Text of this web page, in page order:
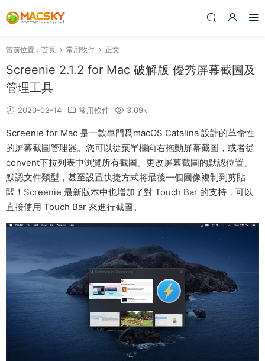
當前位置： 首頁 常用軟件 正文
Screenie 2.1.2 for Mac 破解版 優秀屏幕截圖及
管理工具
2020-02-14 常用軟件 3.09k
Screenie for Mac 是一款專門爲macOS Catalina 設計的革命性
的屏幕截圖管理器。您可以從菜單欄向右拖動屏幕截圖 ，或者從
convent下拉列表中浏覽所有截圖。更改屏幕截圖的默認位置、
默認文件類型，甚至設置快捷方式将最後一個圖像複制到剪貼
闆！Screenie 最新版本中也增加了對 Touch Bar 的支持，可以
直接使用 Touch Bar 來進行截圖。